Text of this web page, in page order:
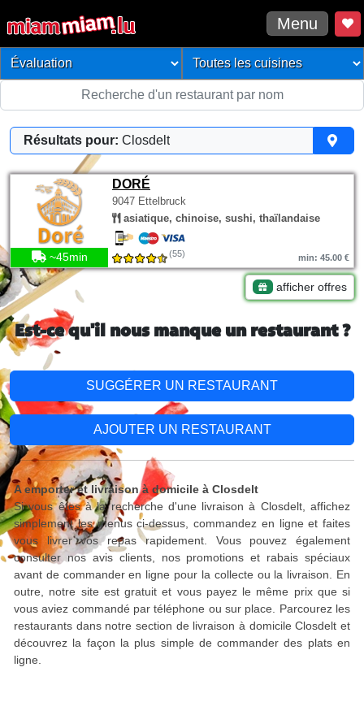
Menu
Résultats pour: Closdelt
DORÉ
9047 Ettelbruck
asiatique, chinoise, sushi, thaïlandaise
~45min (55) min: 45.00 €
afficher offres
Est-ce qu'il nous manque un restaurant ?
SUGGÉRER UN RESTAURANT
AJOUTER UN RESTAURANT
A emporter et livraison à domicile à Closdelt
Si vous êtes à la recherche d'une livraison à Closdelt, affichez
simplement les menus ci-dessus, commandez en ligne et faites
vous livrer vos repas rapidement. Vous pouvez également
consulter nos avis clients, nos promotions et rabais spéciaux
avant de commander en ligne pour la collecte ou la livraison. En
outre, notre site est gratuit et vous payez le même prix que si
vous aviez commandé par téléphone ou sur place. Parcourez les
restaurants dans notre section de livraison à domicile Closdelt et
découvrez la façon la plus simple de commander des plats en
ligne.